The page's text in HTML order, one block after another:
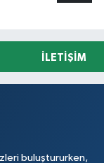
İLETIŞIM
buluştururken,